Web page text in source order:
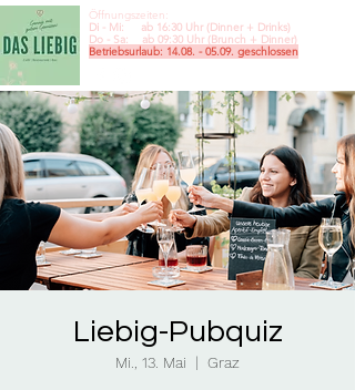
Öffnungszeiten:
Di - Mi: ab 16:30 Uhr (Dinner + Drinks)
Do - Sa: ab 09:30 Uhr (Brunch + Dinner)
Betriebsurlaub: 14.08. - 05.09. geschlossen
Liebig-Pubquiz
Mi., 13. Mai
  |
Graz